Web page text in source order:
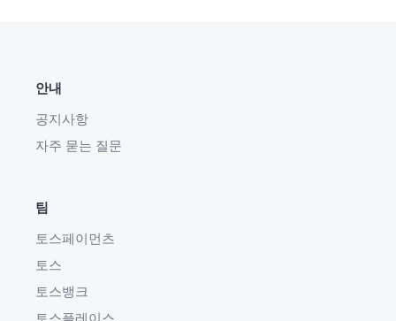
안내
공지사항
자주 묻는 질문
팀
토스페이먼츠
토스
토스뱅크